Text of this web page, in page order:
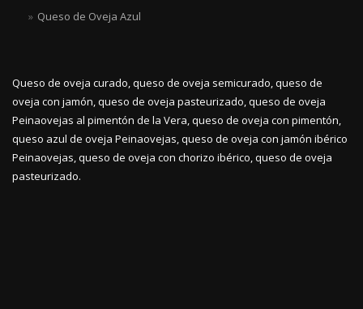
Queso de Oveja Azul
Queso de oveja curado, queso de oveja semicurado, queso de
oveja con jamón, queso de oveja pasteurizado, queso de oveja
Peinaovejas al pimentón de la Vera, queso de oveja con pimentón,
queso azul de oveja Peinaovejas, queso de oveja con jamón ibérico
Peinaovejas, queso de oveja con chorizo ibérico, queso de oveja
pasteurizado.